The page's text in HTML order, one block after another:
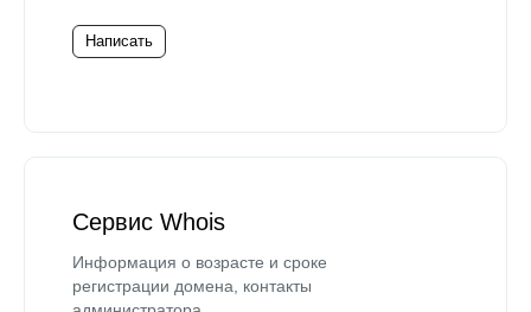
Написать
Сервис Whois
Информация о возрасте и сроке
регистрации домена, контакты